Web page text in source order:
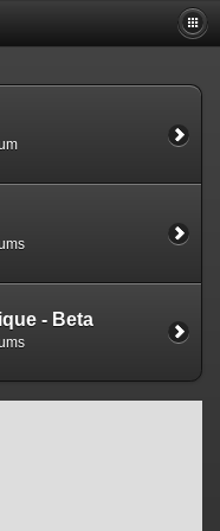
- Beta